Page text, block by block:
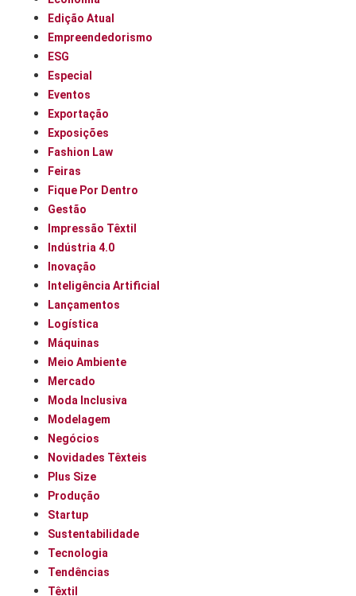
Edição Atual
Empreendedorismo
ESG
Especial
Eventos
Exportação
Exposições
Fashion Law
Feiras
Fique Por Dentro
Gestão
Impressão Têxtil
Indústria 4.0
Inovação
Inteligência Artificial
Lançamentos
Logística
Máquinas
Meio Ambiente
Mercado
Moda Inclusiva
Modelagem
Negócios
Novidades Têxteis
Plus Size
Produção
Startup
Sustentabilidade
Tecnologia
Tendências
Têxtil